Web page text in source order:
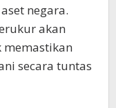
negara.
akan
secara tuntas